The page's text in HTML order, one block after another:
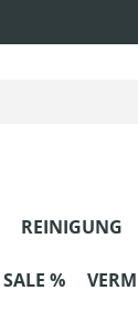
REINIGUNG
SALE %